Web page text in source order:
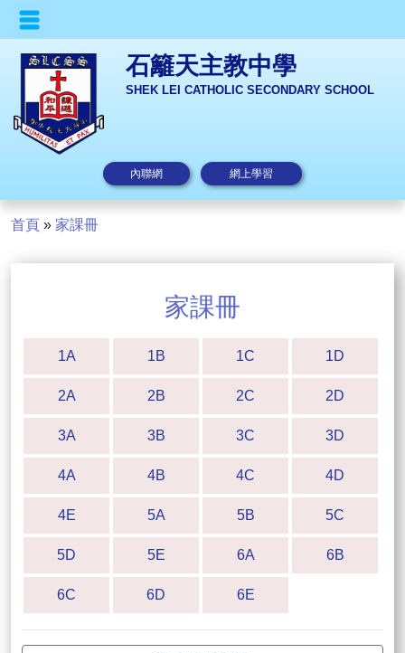
石籬天主教中學
SHEK LEI CATHOLIC SECONDARY SCHOOL
內聯網 網上學習
首頁 » 家課冊
家課冊
1A 1B 1C 1D
2A 2B 2C 2D
3A 3B 3C 3D
4A 4B 4C 4D
4E 5A 5B 5C
5D 5E 6A 6B
6C 6D 6E